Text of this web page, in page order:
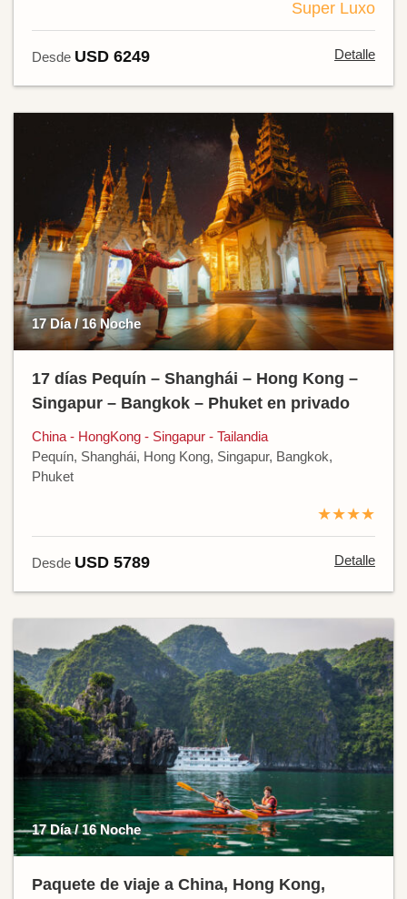
Super Luxo
Desde USD 6249 Detalle
17 Día / 16 Noche
17 días Pequín – Shanghái – Hong Kong –
Singapur – Bangkok – Phuket en privado
China - HongKong - Singapur - Tailandia
Pequín, Shanghái, Hong Kong, Singapur, Bangkok,
Phuket
★★★★
Desde USD 5789 Detalle
17 Día / 16 Noche
Paquete de viaje a China, Hong Kong,